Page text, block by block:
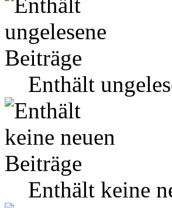
Enthält
Enthält keine